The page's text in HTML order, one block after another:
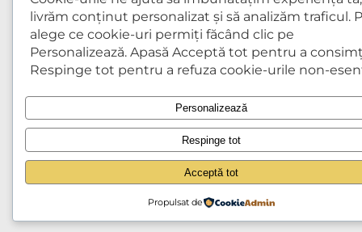
livrăm conținut personalizat și să analizăm traficul.
alege ce cookie-uri permiți făcând clic pe
Personalizează. Apasă Acceptă tot pentru a
Respinge tot pentru a refuza cookie-urile non-
Personalizează
Respinge tot
Acceptă tot
Propulsat de